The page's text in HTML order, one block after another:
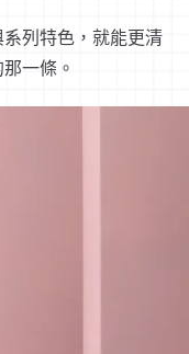
列特色，就能更清
一條。